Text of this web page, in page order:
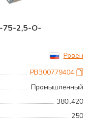
75-2,5-О-
Ровен
РВЗ00779404
Промышленный
380..420
250